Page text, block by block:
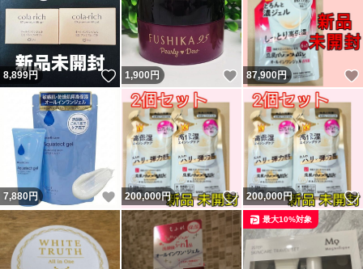
8,899円 いいね！
1,900円 いいね！
87,900円
7,880円 いいね！
200,000円 いいね！
200,000円
最大10%対象